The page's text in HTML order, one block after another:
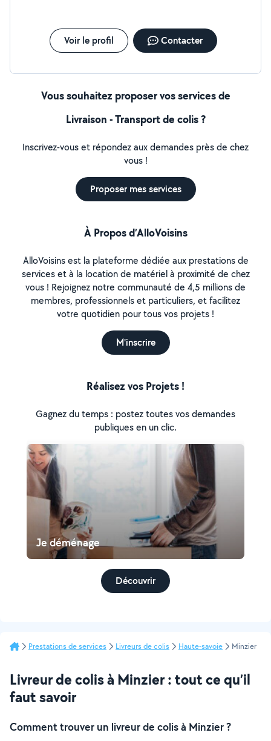
Voir le profil Contacter
Vous souhaitez proposer vos services de
Livraison - Transport de colis ?
Inscrivez-vous et répondez aux demandes près de chez
vous !
Proposer mes services
À Propos d’AlloVoisins
AlloVoisins est la plateforme dédiée aux prestations de
services et à la location de matériel à proximité de chez
vous ! Rejoignez notre communauté de 4,5 millions de
membres, professionnels et particuliers, et facilitez
votre quotidien pour tous vos projets !
M'inscrire
Réalisez vos Projets !
Gagnez du temps : postez toutes vos demandes
publiques en un clic.
Je déménage
Découvrir
Prestations de services Livreurs de colis Haute-savoie Minzier
Livreur de colis à Minzier : tout ce qu’il
faut savoir
Comment trouver un livreur de colis à Minzier ?